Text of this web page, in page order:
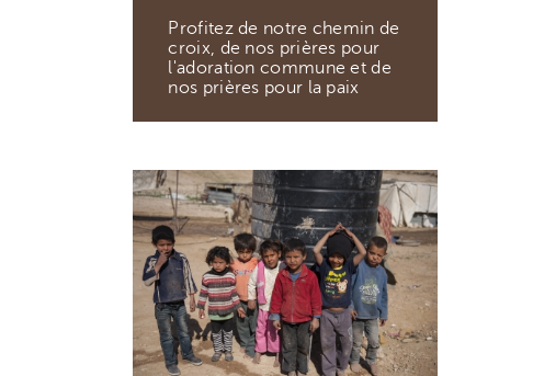
Profitez de notre chemin de
croix, de nos prières pour
l'adoration commune et de
nos prières pour la paix